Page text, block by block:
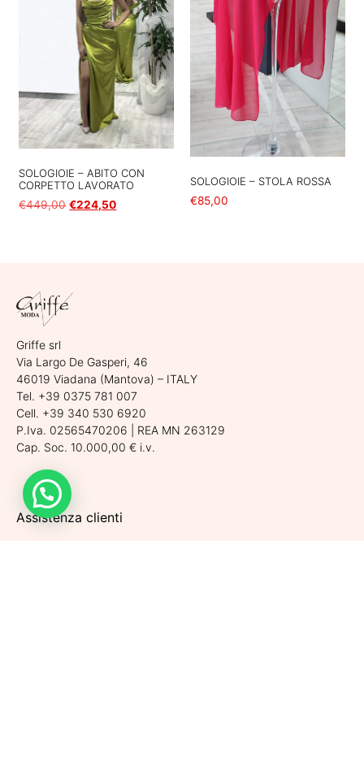
SOLOGIOIE – ABITO CON
CORPETTO LAVORATO
€449,00 €224,50
SOLOGIOIE – STOLA ROSSA
€85,00
Griffe srl
Via Largo De Gasperi, 46
46019 Viadana (Mantova) – ITALY
Tel. +39 0375 781 007
Cell. +39 340 530 6920
P.Iva. 02565470206 | REA MN 263129
Cap. Soc. 10.000,00 € i.v.
Assistenza clienti